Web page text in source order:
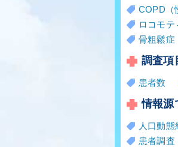
COPD（
ロコモ
骨粗鬆症
調査項
患者数
情報源
人口動態
患者調査